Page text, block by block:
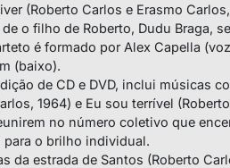
(Roberto Carlos e Erasmo Carlos,
o filho de Roberto, Dudu Braga,
é formado por Alex Capella
(baixo).
de CD e DVD, inclui músicas
1964) e Eu sou terrível (Roberto
no número coletivo que
o brilho individual.
da estrada de Santos (Roberto